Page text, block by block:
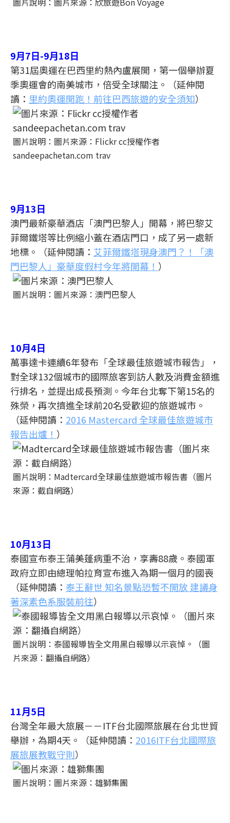
9月7日-9月18日
第31屆奧運在巴西里約熱內盧展開，第一個舉辦夏
季奧運會的南美城市，倍受全球關注。（延伸閱
讀： 里約奧運開跑！前往巴西旅遊的安全須知）
圖片說明：圖片來源：Flickr cc授權作者
sandeepachetan.com trav
9月13日
澳門最新豪華酒店「澳門巴黎人」開幕，將巴黎艾
菲爾鐵塔等比例縮小蓋在酒店門口，成了另一處新
地標。（延伸閱讀： 艾菲爾鐵塔現身澳門？！「澳
門巴黎人」豪華度假村今年將開幕！ ）
圖片說明：圖片來源：澳門巴黎人
10月4日
萬事達卡連續6年發布「全球最佳旅遊城市報告」，
對全球132個城市的國際旅客到訪人數及消費金額進
行排名，並提出成長預測。今年台北奪下第15名的
殊榮，再次擠進全球前20名受歡迎的旅遊城市。
（延伸閱讀： 2016 Mastercard 全球最佳旅遊城市
報告出爐！ ）
圖片說明：Madtercard全球最佳旅遊城市報告書（圖片
來源：截自網路）
10月13日
泰國宣布泰王蒲美蓬病重不治，享壽88歲。泰國軍
政府立即由總理帕拉育宣布進入為期一個月的國喪
（延伸閱讀： 泰王辭世 知名景點恐暫不開放 建議身
著深素色系服裝前往）
圖片說明：泰國報導皆全文用黑白報導以示哀悼。（圖
片來源：翻攝自網路）
11月5日
台灣全年最大旅展－－ITF台北國際旅展在台北世貿
舉辦，為期4天。（延伸閱讀： 2016ITF台北國際旅
展旅展教戰守則）
圖片說明：圖片來源：雄獅集團